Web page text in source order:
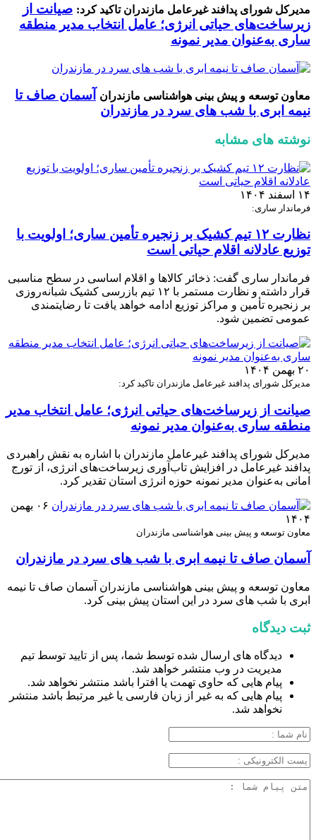
مدیرکل شورای پدافند غیرعامل مازندران تاکید کرد: صیانت از
زیرساخت‌های حیاتی انرژی؛ عامل انتخاب مدیر منطقه
ساری به‌عنوان مدیر نمونه
معاون توسعه و پیش بینی هواشناسی مازندران
آسمان صاف تا
نیمه ابری با شب های سرد در مازندران
نوشته های مشابه
۱۴ اسفند ۱۴۰۴
فرماندار ساری:
نظارت ۱۲ تیم کشیک بر زنجیره تأمین ساری؛ اولویت با
توزیع عادلانه اقلام حیاتی است
فرماندار ساری گفت: ذخائر کالاها و اقلام اساسی در سطح مناسبی
قرار داشته و نظارت مستمر با ۱۲ تیم بازرسی کشیک شبانه‌روزی
بر زنجیره تأمین و مراکز توزیع ادامه خواهد یافت تا رضایتمندی
عمومی تضمین شود.
۲۰ بهمن ۱۴۰۴
مدیرکل شورای پدافند غیرعامل مازندران تاکید کرد:
صیانت از زیرساخت‌های حیاتی انرژی؛ عامل انتخاب مدیر
منطقه ساری به‌عنوان مدیر نمونه
مدیرکل شورای پدافند غیرعامل مازندران با اشاره به نقش راهبردی
پدافند غیرعامل در افزایش تاب‌آوری زیرساخت‌های انرژی، از تورج
امانی به‌عنوان مدیر نمونه حوزه انرژی استان تقدیر کرد.
۰۶ بهمن
۱۴۰۴
معاون توسعه و پیش بینی هواشناسی مازندران
آسمان صاف تا نیمه ابری با شب های سرد در مازندران
معاون توسعه و پیش بینی هواشناسی مازندران آسمان صاف تا نیمه
ابری با شب های سرد در این استان پیش بینی کرد.
ثبت دیدگاه
دیدگاه های ارسال شده توسط شما، پس از تایید توسط تیم
مدیریت در وب منتشر خواهد شد.
پیام هایی که حاوی تهمت یا افترا باشد منتشر نخواهد شد.
پیام هایی که به غیر از زبان فارسی یا غیر مرتبط باشد منتشر
نخواهد شد.